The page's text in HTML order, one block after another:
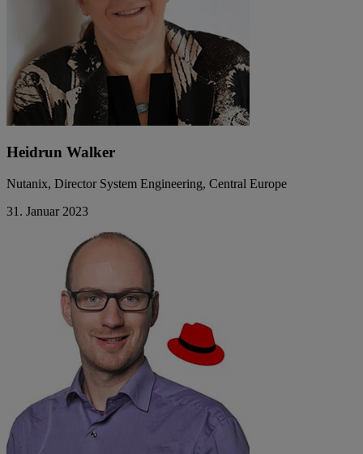
Heidrun Walker
Nutanix, Director System Engineering, Central Europe
31. Januar 2023